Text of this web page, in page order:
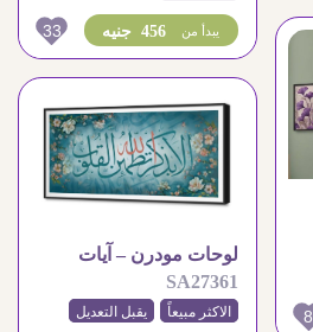
456 جنيه يبدأ من 33
8
لوحات مودرن – آيات
قرآنية
SA27361
الاكثر مبيعاً يقبل التعديل